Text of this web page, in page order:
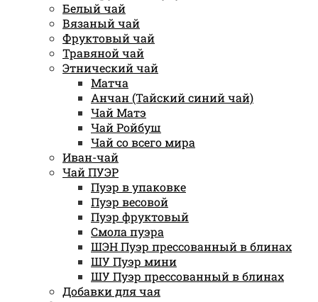
Белый чай
Вязаный чай
Фруктовый чай
Травяной чай
Этнический чай
Матча
Анчан (Тайский синий чай)
Чай Матэ
Чай Ройбуш
Чай со всего мира
Иван-чай
Чай ПУЭР
Пуэр в упаковке
Пуэр весовой
Пуэр фруктовый
Смола пуэра
ШЭН Пуэр прессованный в блинах
ШУ Пуэр мини
ШУ Пуэр прессованный в блинах
Добавки для чая